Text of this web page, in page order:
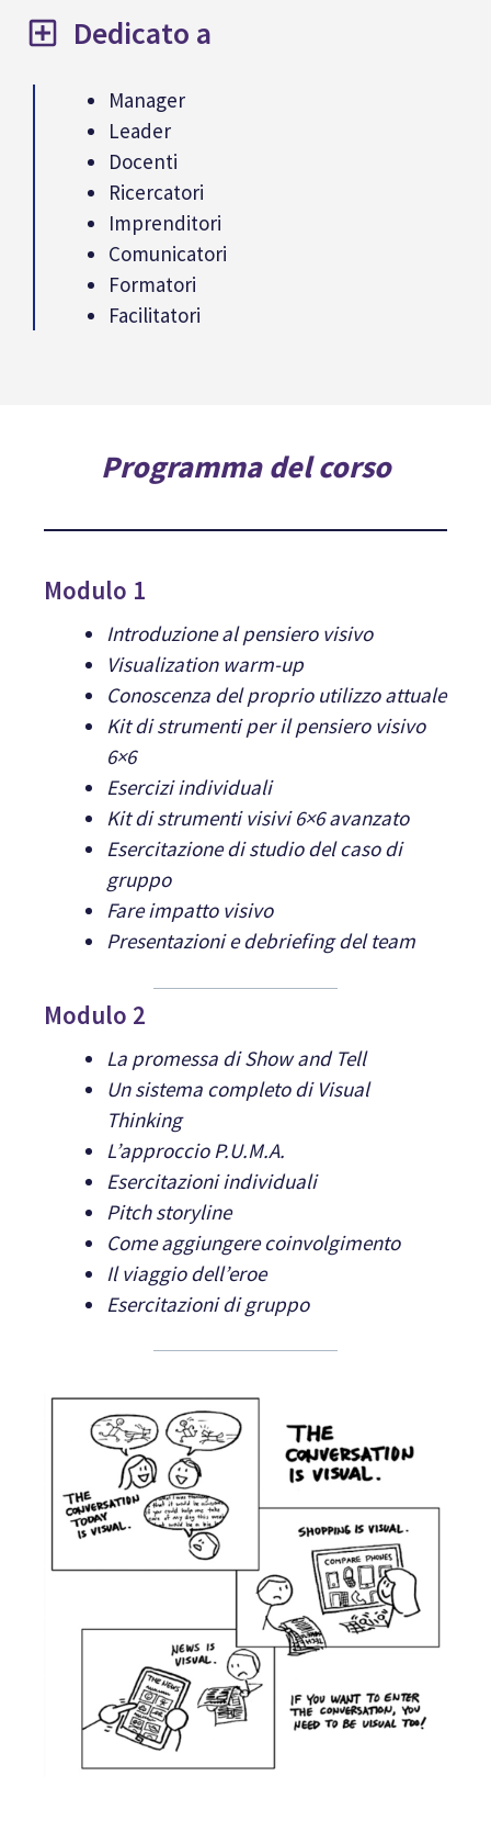
Dedicato a
Manager
Leader
Docenti
Ricercatori
Imprenditori
Comunicatori
Formatori
Facilitatori
Programma del corso
Modulo 1
Introduzione al pensiero visivo
Visualization warm-up
Conoscenza del proprio utilizzo attuale
Kit di strumenti per il pensiero visivo
6×6
Esercizi individuali
Kit di strumenti visivi 6×6 avanzato
Esercitazione di studio del caso di
gruppo
Fare impatto visivo
Presentazioni e debriefing del team
Modulo 2
La promessa di Show and Tell
Un sistema completo di Visual
Thinking
L’approccio P.U.M.A.
Esercitazioni individuali
Pitch storyline
Come aggiungere coinvolgimento
Il viaggio dell’eroe
Esercitazioni di gruppo